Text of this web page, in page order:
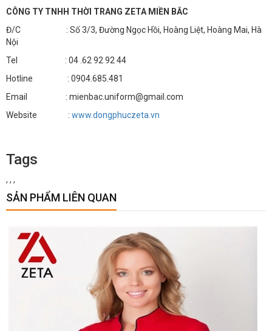
CÔNG TY TNHH THỜI TRANG ZETA MIỀN BẮC
Đ/C : Số 3/3, Đường Ngọc Hồi, Hoàng Liệt, Hoàng Mai, Hà
Nội
Tel : 04 .62 92 92 44
Hotline : 0904.685.481
Email : mienbac.uniform@gmail.com
Website : www.dongphuczeta.vn
Tags
, , ,
SẢN PHẨM LIÊN QUAN